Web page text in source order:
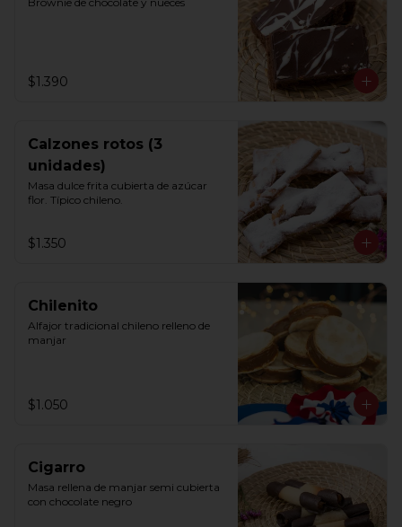
$1.390
Calzones rotos (3
unidades)
Masa dulce frita cubierta de azúcar
flor. Típico chileno.
$1.350
Chilenito
Alfajor tradicional chileno relleno de
manjar
$1.050
Cigarro
Masa rellena de manjar semi cubierta
con chocolate negro